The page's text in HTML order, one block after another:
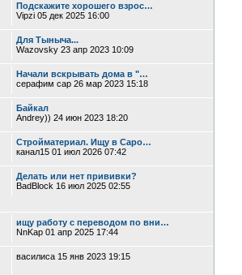
Подскажите хорошего взрос…
Vipzi 05 дек 2025 16:00
Для Тыныча...
Wazovsky 23 апр 2023 10:09
Начали вскрывать дома в "…
серафим сар 26 мар 2023 15:18
Байкал
Andrey)) 24 июн 2023 18:20
Стройматериал. Ищу в Саро…
канал15 01 июл 2026 07:42
Делать или нет прививки?
BadBlock 16 июл 2025 02:55
ищу работу с переводом по вни…
NnKap 01 апр 2025 17:44
василиса 15 янв 2023 19:15